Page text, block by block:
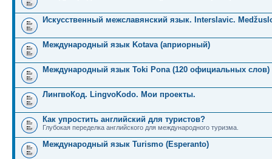
Искусственный межславянский язык. Interslavic.
Международный язык Kotava (априорный)
Международный язык Toki Pona (120 официальных слов)
ЛингвоКод. LingvoKodo. Мои проекты.
Как упростить английский для туристов?
Глубокая переделка английского для международного туризма.
Международный язык Turismo (Esperanto)